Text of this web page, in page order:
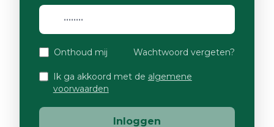
Onthoud mij Wachtwoord vergeten?
Ik ga akkoord met de algemene
voorwaarden
Inloggen